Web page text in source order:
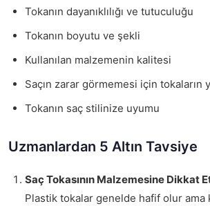
Tokanın dayanıklılığı ve tutuculuğu
Tokanın boyutu ve şekli
Kullanılan malzemenin kalitesi
Saçın zarar görmemesi için tokaların
Tokanın saç stilinize uyumu
Uzmanlardan 5 Altın Tavsiye
Saç Tokasının Malzemesine Dikkat
Plastik tokalar genelde hafif olur ama